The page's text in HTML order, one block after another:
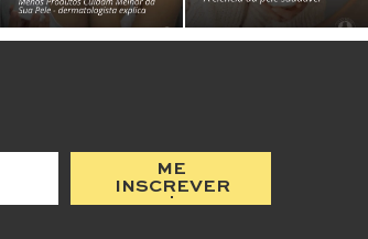
ME
INSCREVER